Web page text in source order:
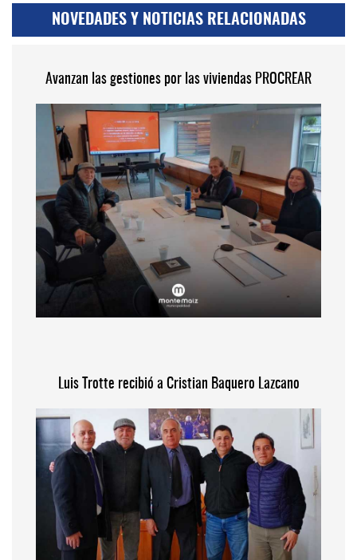
NOVEDADES Y NOTICIAS RELACIONADAS
Avanzan las gestiones por las viviendas PROCREAR
Luis Trotte recibió a Cristian Baquero Lazcano